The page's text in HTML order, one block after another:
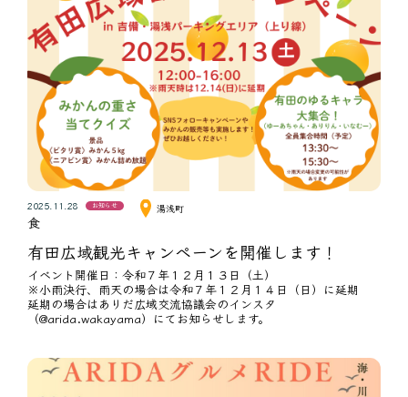
2025.11.28 お知らせ 湯浅町
食
有田広域観光キャンペーンを開催します！
イベント開催日：令和７年１２月１３日（土）
※小雨決行、雨天の場合は令和７年１２月１４日（日）に延期
延期の場合はありだ広域交流協議会のインスタ
（@arida.wakayama）にてお知らせします。